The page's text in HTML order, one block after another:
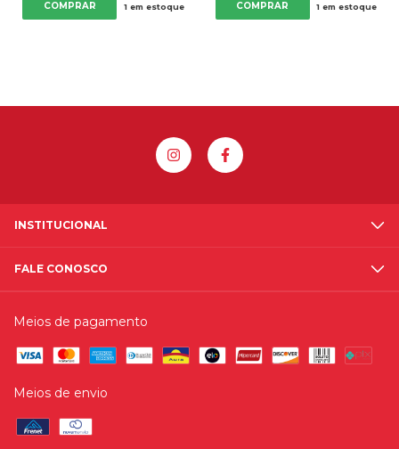
1em estoque 1 em estoque
INSTITUCIONAL
FALE CONOSCO
Meios de pagamento
Meios de envio